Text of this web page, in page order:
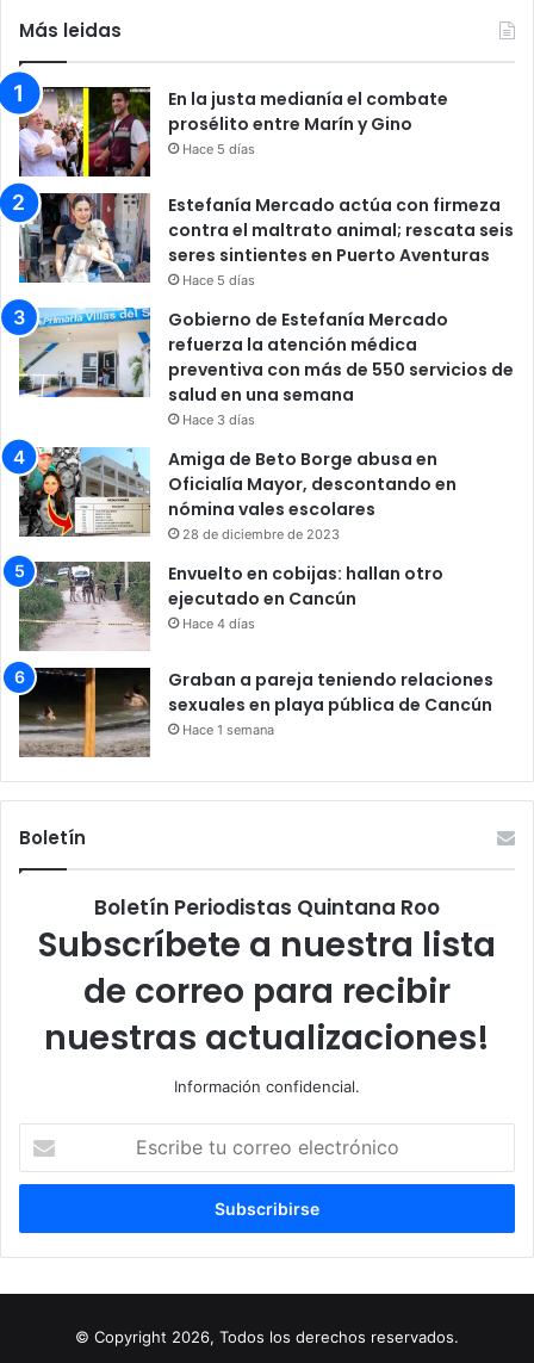
Más leidas
En la justa medianía el combate
prosélito entre Marín y Gino
Hace 5 días
Estefanía Mercado actúa con firmeza
contra el maltrato animal; rescata seis
seres sintientes en Puerto Aventuras
Hace 5 días
Gobierno de Estefanía Mercado
refuerza la atención médica
preventiva con más de 550 servicios de
salud en una semana
Hace 3 días
Amiga de Beto Borge abusa en
Oficialía Mayor, descontando en
nómina vales escolares
28 de diciembre de 2023
Envuelto en cobijas: hallan otro
ejecutado en Cancún
Hace 4 días
Graban a pareja teniendo relaciones
sexuales en playa pública de Cancún
Hace 1 semana
Boletín
Boletín Periodistas Quintana Roo
Subscríbete a nuestra lista
de correo para recibir
nuestras actualizaciones!
Información confidencial.
correo
© Copyright 2026, Todos los derechos reservados.